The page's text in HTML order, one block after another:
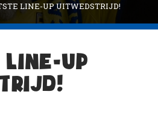
LINE-UP UITWEDSTRIJD!
LINE-UP